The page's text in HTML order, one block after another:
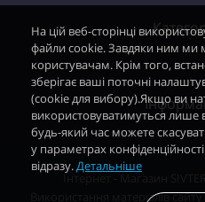
Димохідні
Димохідні
Радіатори
Інтернет - Магазин
Використання матеріалів
На цій веб-сторінці
файли cookie. Завдяки ним ми
користувачам. Крім того,
зберігає ваші поточні
(cookie для вибору).Якщо ви
використовуватимуться лише
будь-який час можете
у параметрах
відразу.Детальніше